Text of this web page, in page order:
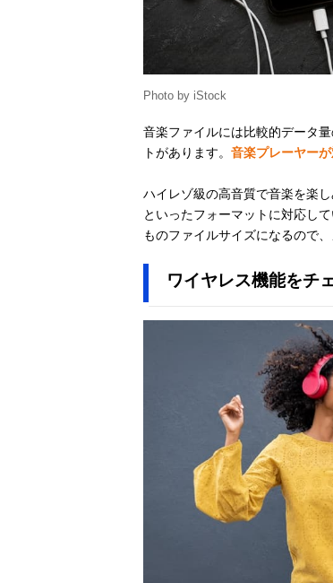
Photo by iStock
音楽ファイルには比較的データ
トがあります。 音楽プレーヤー
ハイレゾ級の高音質で音楽を楽
といったフォーマットに対応し
ものファイルサイズになるので
ワイヤレス機能をチ